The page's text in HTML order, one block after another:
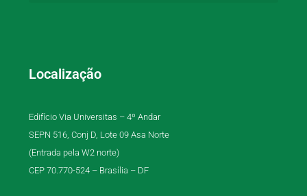
Localização
Edifício Via Universitas – 4º Andar
SEPN 516, Conj D, Lote 09 Asa Norte
(Entrada pela W2 norte)
CEP 70.770-524 – Brasília – DF